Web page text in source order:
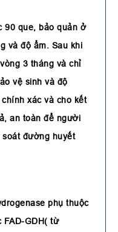
90 que, bảo quản ở
và độ ẩm. Sau khi
3 tháng và chỉ
vệ sinh và độ
xác và cho kết
an toàn để người
đường huyết
phụ thuộc
FAD-GDH( từ